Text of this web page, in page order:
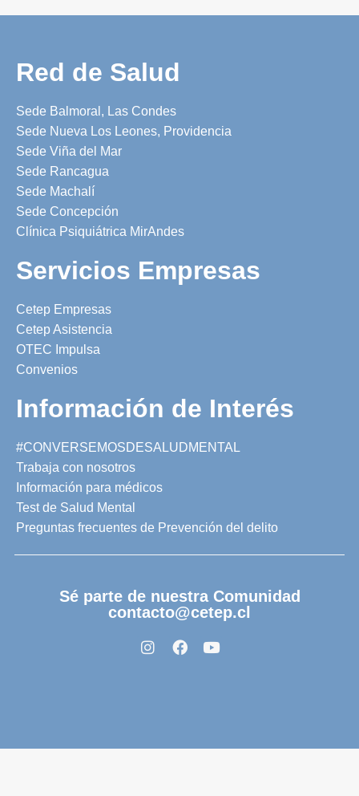
Red de Salud
Sede Balmoral, Las Condes
Sede Nueva Los Leones, Providencia
Sede Viña del Mar
Sede Rancagua
Sede Machalí
Sede Concepción
Clínica Psiquiátrica MirAndes
Servicios Empresas
Cetep Empresas
Cetep Asistencia
OTEC Impulsa
Convenios
Información de Interés
#CONVERSEMOSDESALUDMENTAL
Trabaja con nosotros
Información para médicos
Test de Salud Mental
Preguntas frecuentes de Prevención del delito
Sé parte de nuestra Comunidad
contacto@cetep.cl